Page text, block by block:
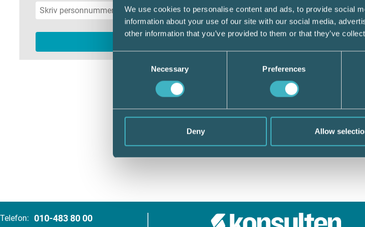
We use cookies to personalise content and ads, to provide social
information about your use of our site with our social media,
other information that you’ve provided to them or that they’ve
Necessary Preferences
Deny Allow
Telefon: 010-483 80 00